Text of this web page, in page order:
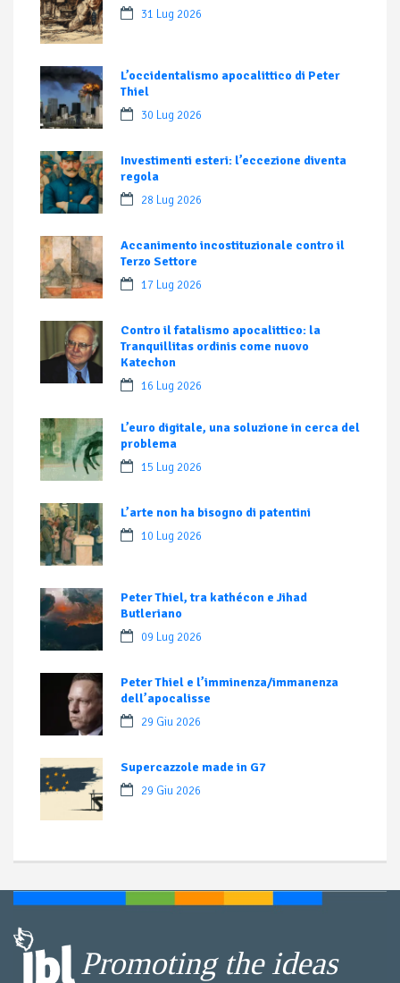
31 Lug 2026
L’occidentalismo apocalittico di Peter
Thiel
30 Lug 2026
Investimenti esteri: l’eccezione diventa
regola
28 Lug 2026
Accanimento incostituzionale contro il
Terzo Settore
17 Lug 2026
Contro il fatalismo apocalittico: la
Tranquillitas ordinis come nuovo
Katechon
16 Lug 2026
L’euro digitale, una soluzione in cerca del
problema
15 Lug 2026
L’arte non ha bisogno di patentini
10 Lug 2026
Peter Thiel, tra kathécon e Jihad
Butleriano
09 Lug 2026
Peter Thiel e l’imminenza/immanenza
dell’apocalisse
29 Giu 2026
Supercazzole made in G7
29 Giu 2026
Promoting the ideas